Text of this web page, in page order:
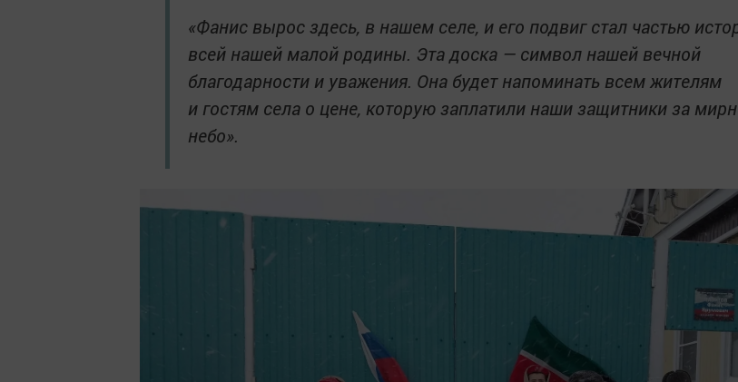
«Фанис вырос здесь, в нашем селе, и его подвиг стал частью
всей нашей малой родины. Эта доска — символ нашей вечной
благодарности и уважения. Она будет напоминать всем жителям
и гостям села о цене, которую заплатили наши защитники за
небо».